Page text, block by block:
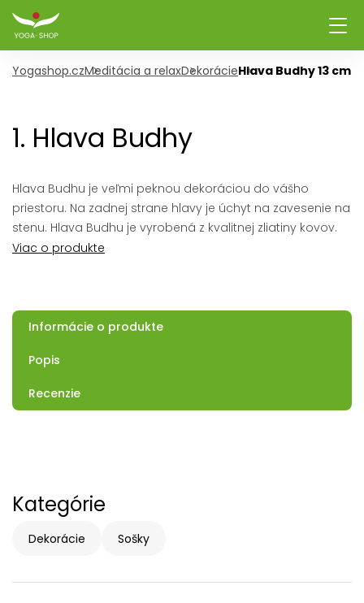
Yogashop.czMeditácia a relaxDekorácieHlava Budhy 13 cm
1. Hlava Budhy
Hlava Budhu je veľmi peknou dekoráciou do vášho
priestoru. Na zadnej strane hlavy je úchyt na zavesenie na
stenu. Hlava Budhu je vyrobená z kvalitnej zliatiny kovov.
Viac o produkte
Informácie o produkte
Popis
Recenzie
Kategórie
Dekorácie Sošky